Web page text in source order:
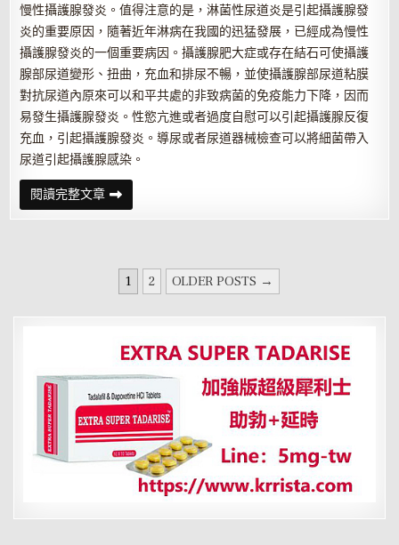
慢性攝護腺發炎。值得注意的是，淋菌性尿道炎是引起攝護腺發
炎的重要原因，隨著近年淋病在我國的迅猛發展，已經成為慢性
攝護腺發炎的一個重要病因。攝護腺肥大症或存在結石可使攝護
腺部尿道變形、扭曲，充血和排尿不暢，並使攝護腺部尿道粘膜
對抗尿道內原來可以和平共處的非致病菌的免疫能力下降，因而
易發生攝護腺發炎。性慾亢進或者過度自慰可以引起攝護腺反復
充血，引起攝護腺發炎。導尿或者尿道器械檢查可以將細菌帶入
尿道引起攝護腺感染。
閱讀完整文章攝
護
腺
什
1 2 OLDER POSTS →